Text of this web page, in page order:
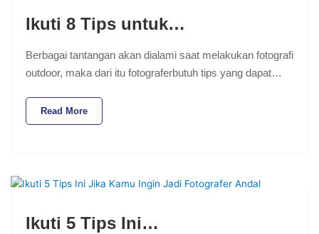
Ikuti 8 Tips untuk…
Berbagai tantangan akan dialami saat melakukan fotografi
outdoor, maka dari itu fotograferbutuh tips yang dapat…
Read More
Ikuti 5 Tips Ini…